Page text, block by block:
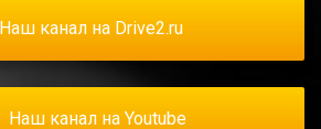
Наш канал на Drive2.ru
Наш канал на Youtube